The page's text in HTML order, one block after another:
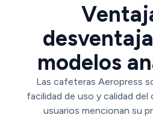
modelos
Las cafeteras Aeropress
facilidad de uso y calidad del
usuarios mencionan su